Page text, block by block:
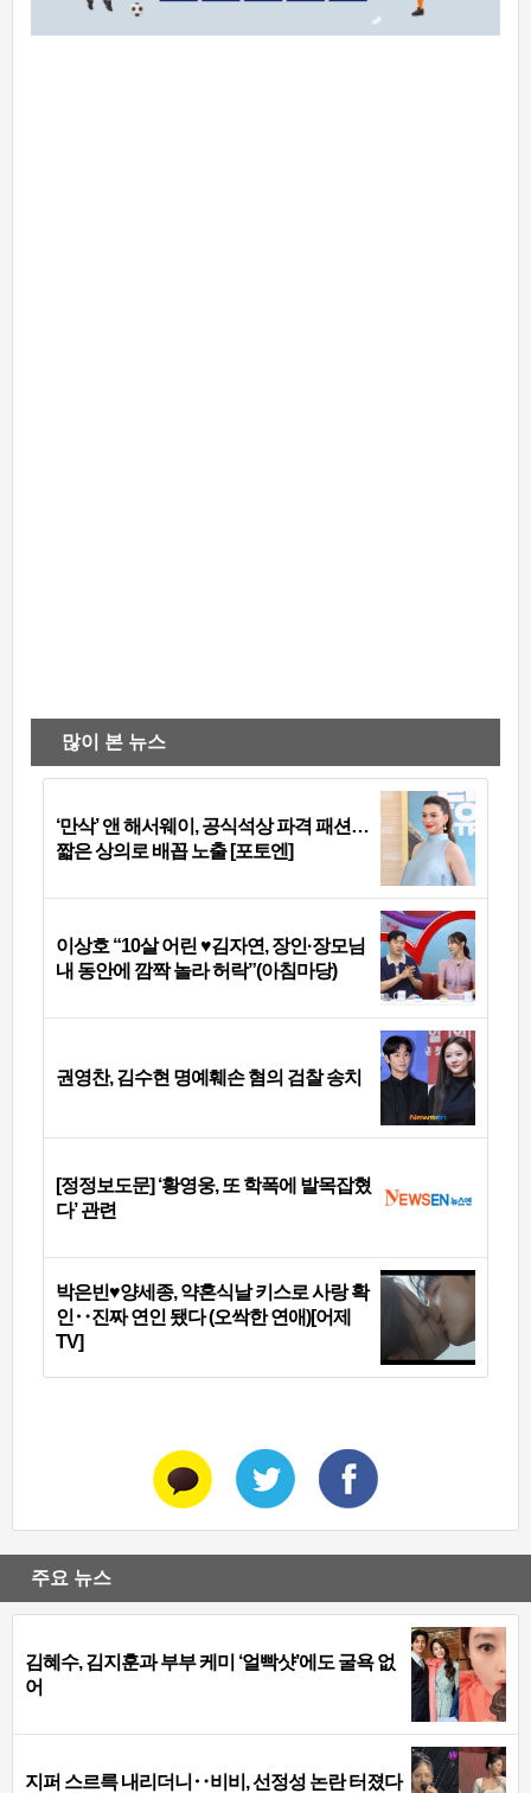
많이 본 뉴스
‘만삭’ 앤 해서웨이, 공식석상 파격 패션…
짧은 상의로 배꼽 노출 [포토엔]
이상호 “10살 어린 ♥김자연, 장인·장모님
내 동안에 깜짝 놀라 허락”(아침마당)
권영찬, 김수현 명예훼손 혐의 검찰 송치
[정정보도문] ‘황영웅, 또 학폭에 발목잡혔
다’ 관련
박은빈♥양세종, 약혼식날 키스로 사랑 확
인‥진짜 연인 됐다 (오싹한 연애)[어제
TV]
주요 뉴스
김혜수, 김지훈과 부부 케미 ‘얼빡샷’에도 굴욕 없
어
지퍼 스르륵 내리더니‥비비, 선정성 논란 터졌다